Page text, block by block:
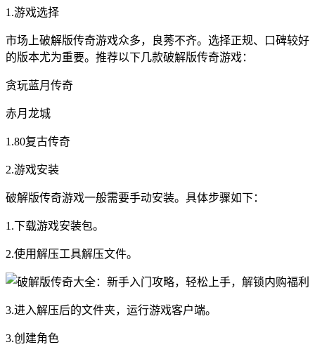
1.游戏选择
市场上破解版传奇游戏众多，良莠不齐。选择正规、口碑较好
的版本尤为重要。推荐以下几款破解版传奇游戏：
贪玩蓝月传奇
赤月龙城
1.80复古传奇
2.游戏安装
破解版传奇游戏一般需要手动安装。具体步骤如下：
1.下载游戏安装包。
2.使用解压工具解压文件。
3.进入解压后的文件夹，运行游戏客户端。
3.创建角色